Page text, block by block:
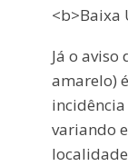
<b>Baixa
Já o
amarelo)
variando